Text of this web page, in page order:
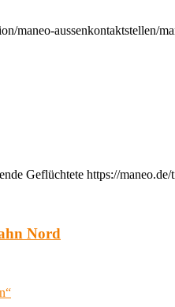
maneo-aussenkontaktstellen/
Geflüchtete https://
Nord